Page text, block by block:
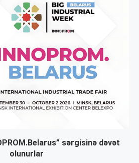
sərgisinə dəvət
olunurlar